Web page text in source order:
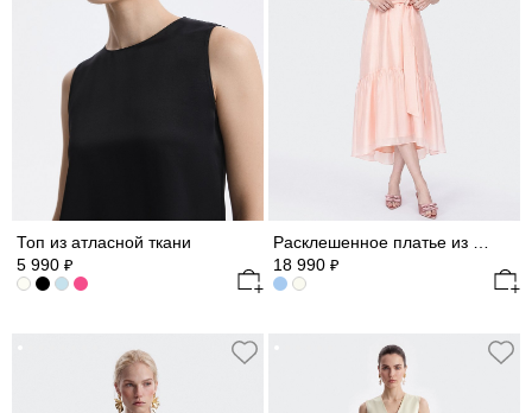
Топ из атласной ткани
5 990 ₽
18 990 ₽